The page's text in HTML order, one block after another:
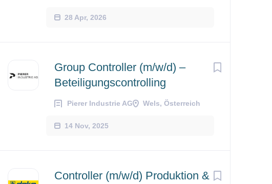
28 Apr, 2026
Group Controller (m/w/d) –
Beteiligungscontrolling
Pierer Industrie AG Wels, Österreich
14 Nov, 2025
Controller (m/w/d) Produktion &